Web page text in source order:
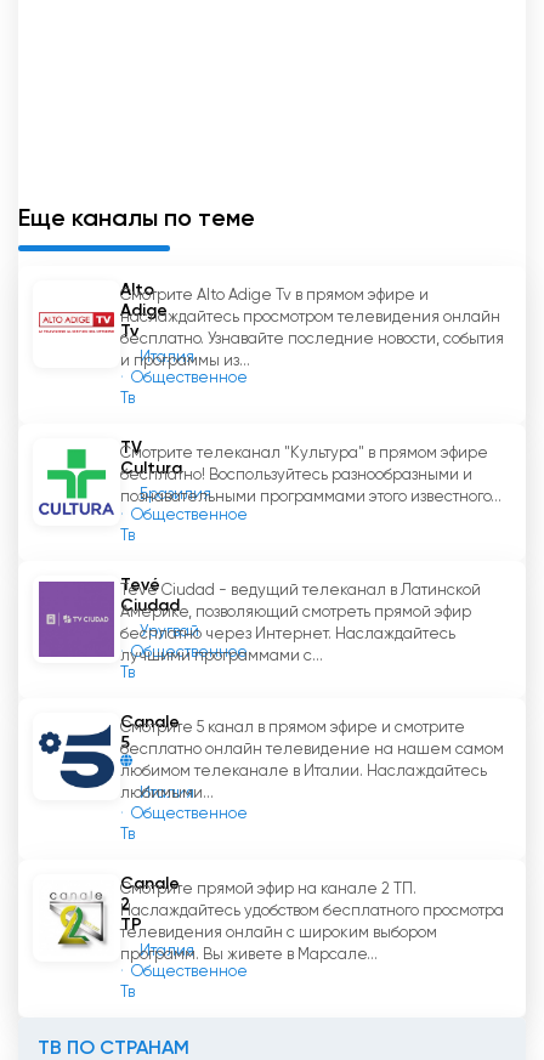
Еще каналы по теме
Alto
Adige
Tv
Италия
Общественное
Тв
Смотрите Alto Adige Tv в прямом эфире и
наслаждайтесь просмотром телевидения онлайн
бесплатно. Узнавайте последние новости, события
и программы из...
TV
Cultura
Бразилия
Общественное
Тв
Смотрите телеканал "Культура" в прямом эфире
бесплатно! Воспользуйтесь разнообразными и
познавательными программами этого известного...
Tevé
Ciudad
Уругвай
Общественное
Тв
Tevé Ciudad - ведущий телеканал в Латинской
Америке, позволяющий смотреть прямой эфир
бесплатно через Интернет. Наслаждайтесь
лучшими программами с...
Canale
5
Италия
Общественное
Тв
Смотрите 5 канал в прямом эфире и смотрите
бесплатно онлайн телевидение на нашем самом
любимом телеканале в Италии. Наслаждайтесь
любимыми...
Canale
2
TP
Италия
Общественное
Тв
Смотрите прямой эфир на канале 2 ТП.
Наслаждайтесь удобством бесплатного просмотра
телевидения онлайн с широким выбором
программ. Вы живете в Марсале...
ТВ ПО СТРАНАМ